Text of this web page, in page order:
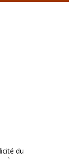
du